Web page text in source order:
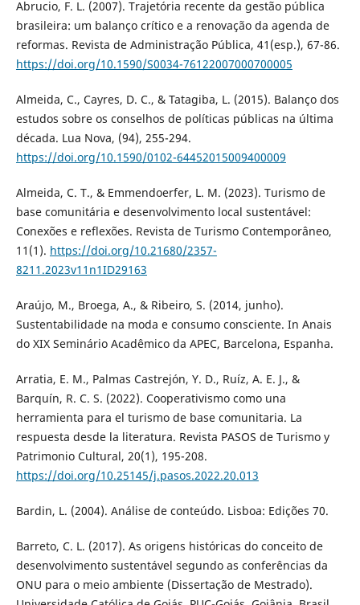
Abrucio, F. L. (2007). Trajetória recente da gestão pública
brasileira: um balanço crítico e a renovação da agenda de
reformas. Revista de Administração Pública, 41(esp.), 67-86.
https://doi.org/10.1590/S0034-76122007000700005
Almeida, C., Cayres, D. C., & Tatagiba, L. (2015). Balanço dos
estudos sobre os conselhos de políticas públicas na última
década. Lua Nova, (94), 255-294.
https://doi.org/10.1590/0102-64452015009400009
Almeida, C. T., & Emmendoerfer, L. M. (2023). Turismo de
base comunitária e desenvolvimento local sustentável:
Conexões e reflexões. Revista de Turismo Contemporâneo,
11(1). https://doi.org/10.21680/2357-
8211.2023v11n1ID29163
Araújo, M., Broega, A., & Ribeiro, S. (2014, junho).
Sustentabilidade na moda e consumo consciente. In Anais
do XIX Seminário Acadêmico da APEC, Barcelona, Espanha.
Arratia, E. M., Palmas Castrejón, Y. D., Ruíz, A. E. J., &
Barquín, R. C. S. (2022). Cooperativismo como una
herramienta para el turismo de base comunitaria. La
respuesta desde la literatura. Revista PASOS de Turismo y
Patrimonio Cultural, 20(1), 195-208.
https://doi.org/10.25145/j.pasos.2022.20.013
Bardin, L. (2004). Análise de conteúdo. Lisboa: Edições 70.
Barreto, C. L. (2017). As origens históricas do conceito de
desenvolvimento sustentável segundo as conferências da
ONU para o meio ambiente (Dissertação de Mestrado).